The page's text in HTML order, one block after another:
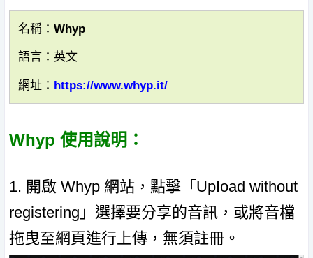
名稱：Whyp
語言：英文
網址： https://www.whyp.it/
Whyp 使用說明：
1. 開啟 Whyp 網站，點擊「UpIoad without
registering」選擇要分享的音訊，或將音檔
拖曳至網頁進行上傳，無須註冊。